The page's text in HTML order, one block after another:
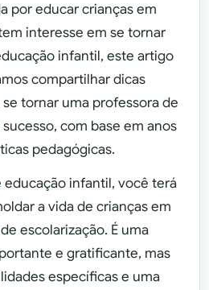
por educar crianças em
interesse em se tornar
infantil, este artigo
compartilhar dicas
tornar uma professora de
com base em anos
pedagógicas.
infantil, você terá
a vida de crianças em
escolarização. É uma
e gratificante, mas
específicas e uma